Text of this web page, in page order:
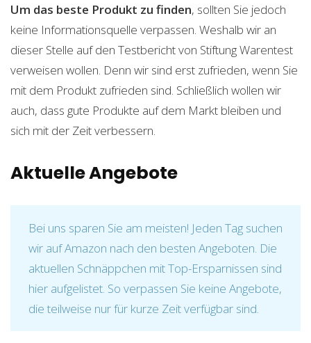
Um das beste Produkt zu finden, sollten Sie jedoch
keine Informationsquelle verpassen. Weshalb wir an
dieser Stelle auf den Testbericht von Stiftung Warentest
verweisen wollen. Denn wir sind erst zufrieden, wenn Sie
mit dem Produkt zufrieden sind. Schließlich wollen wir
auch, dass gute Produkte auf dem Markt bleiben und
sich mit der Zeit verbessern.
Aktuelle Angebote
Bei uns sparen Sie am meisten! Jeden Tag suchen
wir auf Amazon nach den besten Angeboten. Die
aktuellen Schnäppchen mit Top-Ersparnissen sind
hier aufgelistet. So verpassen Sie keine Angebote,
die teilweise nur für kurze Zeit verfügbar sind.